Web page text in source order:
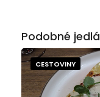
Podobné
CESTOVINY